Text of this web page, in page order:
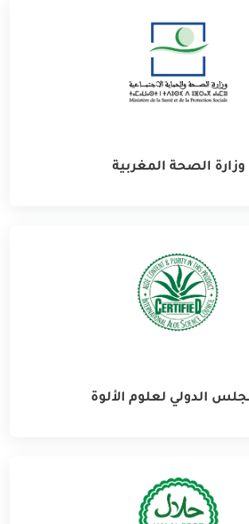
وزارة الصحة المغربية
الدولي لعلوم الألوة